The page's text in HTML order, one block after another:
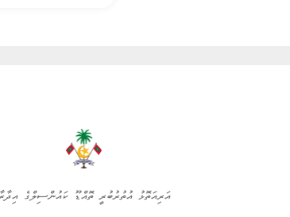
އަރިއަތޮޅު އުތުރުބުރީ ތޮއްޑޫ ކައުންސިލްގެ